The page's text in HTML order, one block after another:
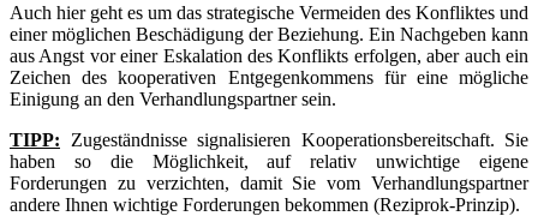
Auch hier geht es um das strategische Vermeiden des Konfliktes und
einer möglichen Beschädigung der Beziehung. Ein Nachgeben kann
aus Angst vor einer Eskalation des Konflikts erfolgen, aber auch ein
Zeichen des kooperativen Entgegenkommens für eine mögliche
Einigung an den Verhandlungspartner sein.
TIPP: Zugeständnisse signalisieren Kooperationsbereitschaft. Sie
haben so die Möglichkeit, auf relativ unwichtige eigene
Forderungen zu verzichten, damit Sie vom Verhandlungspartner
andere Ihnen wichtige Forderungen bekommen (Reziprok-Prinzip).